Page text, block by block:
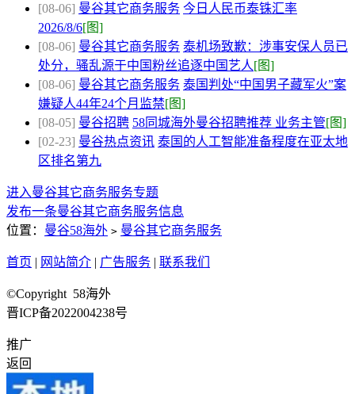
[08-06] 曼谷其它商务服务 今日人民币泰铢汇率
2026/8/6[图]
[08-06] 曼谷其它商务服务 泰机场致歉：涉事安保人员已
处分，骚乱源于中国粉丝追逐中国艺人[图]
[08-06] 曼谷其它商务服务 泰国判处“中国男子藏军火”案
嫌疑人44年24个月监禁[图]
[08-05] 曼谷招聘 58同城海外曼谷招聘推荐 业务主管[图]
[02-23] 曼谷热点资讯 泰国的人工智能准备程度在亚太地
区排名第九
进入曼谷其它商务服务专题
发布一条曼谷其它商务服务信息
位置： 曼谷58海外 > 曼谷其它商务服务
首页 | 网站简介 | 广告服务 | 联系我们
©Copyright 58海外
晋ICP备2022004238号
推广
返回